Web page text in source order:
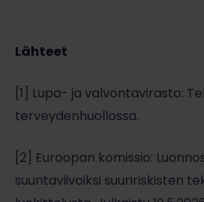
Lähteet
[1] Lupa- ja valvontavirasto:
terveydenhuollossa.
[2] Euroopan komissio:
suuntaviivoiksi suuririskisten